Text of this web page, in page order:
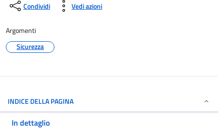
Condividi Vedi azioni
Argomenti
Sicurezza
INDICE DELLA PAGINA
In dettaglio